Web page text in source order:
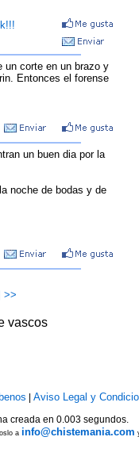
un corte en un brazo y
Entonces el forense
un buen dia por la
noche de bodas y de
>>
vascos
Aviso Legal y
creada en 0.003 segundos.
a info@chistemania.com